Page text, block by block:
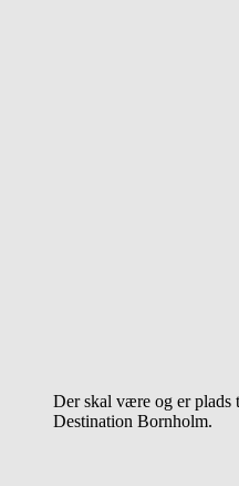
Der skal være og er plads
Destination Bornholm.